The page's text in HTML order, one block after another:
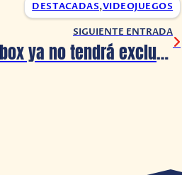
DESTACADAS,VIDEOJUEGOS
SIGUIENTE ENTRADA
¿Xbox ya no tendrá exclusivos en el futuro?